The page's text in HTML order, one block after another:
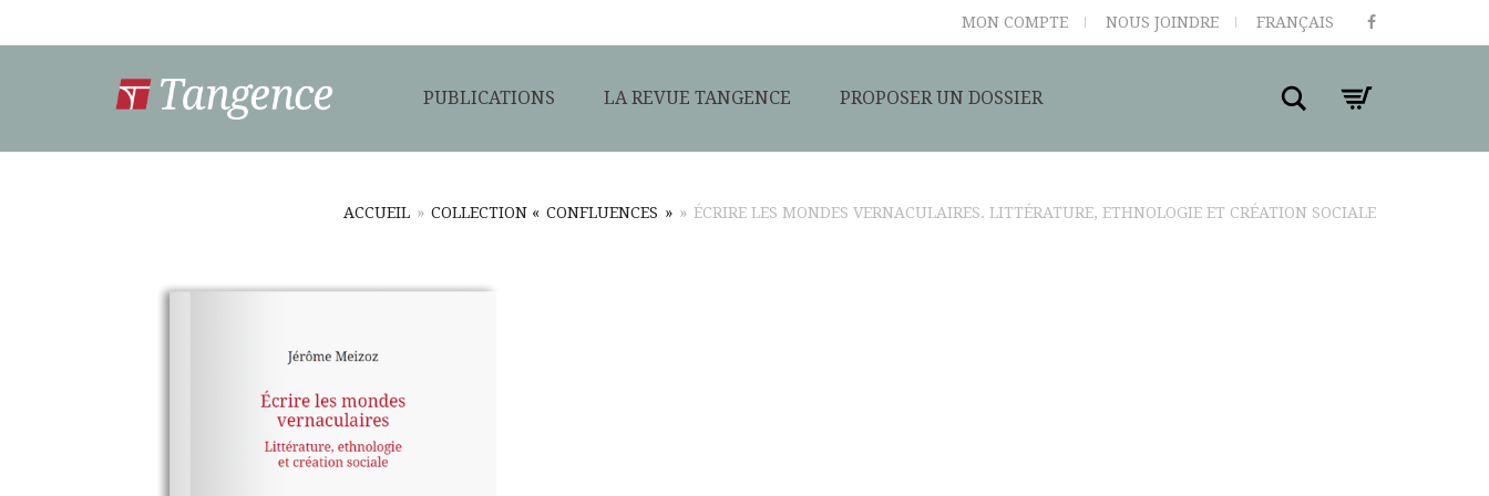
MON COMPTE NOUS JOINDRE FRANÇAIS
PUBLICATIONS LA REVUE TANGENCE PROPOSER UN DOSSIER Search
ACCUEIL » COLLECTION « CONFLUENCES » » ÉCRIRE LES MONDES VERNACULAIRES. LITTÉRATURE, ETHNOLOGIE ET CRÉATION SOCIALE